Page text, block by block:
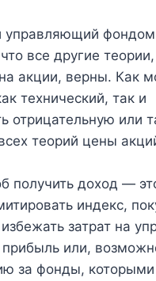
управляющий
все другие теории,
акции, верны. Как
технический, так и
отрицательную или
теорий цены
получить доход —
индекс,
затрат на
или,
за фонды, которыми